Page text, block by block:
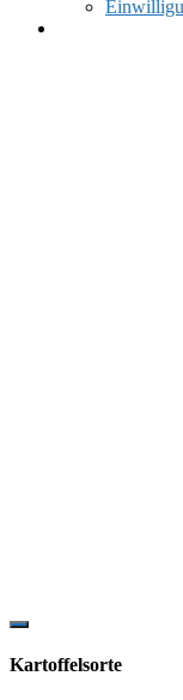
Show
Content
Kartoffelsorte